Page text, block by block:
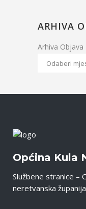
ARHIVA
Arhiva Objava
Općina Kula
Službene stranice –
neretvanska županija